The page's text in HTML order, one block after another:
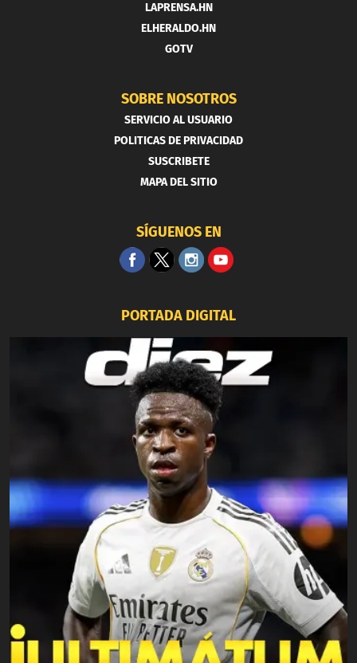
LAPRENSA.HN
ELHERALDO.HN
GOTV
SOBRE NOSOTROS
SERVICIO AL USUARIO
POLITICAS DE PRIVACIDAD
SUSCRIBETE
MAPA DEL SITIO
SÍGUENOS EN
PORTADA DIGITAL